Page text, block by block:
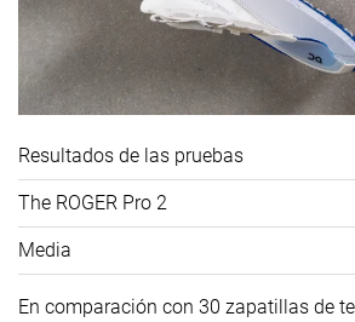
Resultados de las pruebas
The ROGER Pro 2
Media
En comparación con 30 zapatillas de